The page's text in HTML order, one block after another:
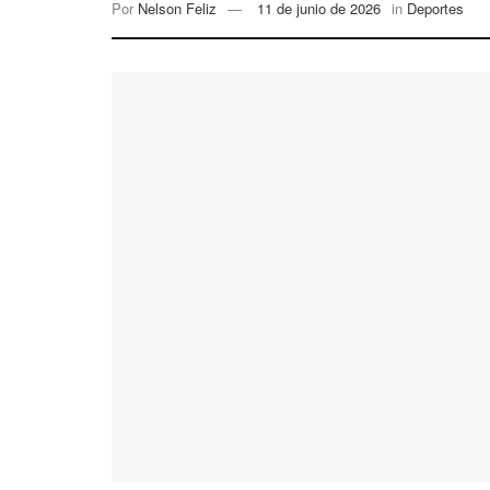
Por Nelson Feliz 11 de junio de 2026 in Deportes